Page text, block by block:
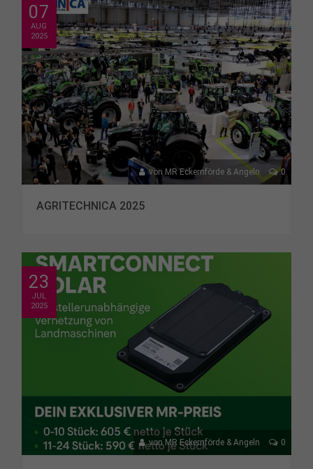
07
AUG
2025
von MR Eckernförde & Angeln 0
AGRITECHNICA 2025
23
JUL
2025
von MR Eckernförde & Angeln 0